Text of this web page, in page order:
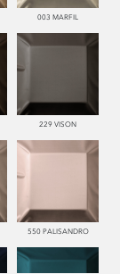
003 MARFIL
229 VISON
550 PALISANDRO